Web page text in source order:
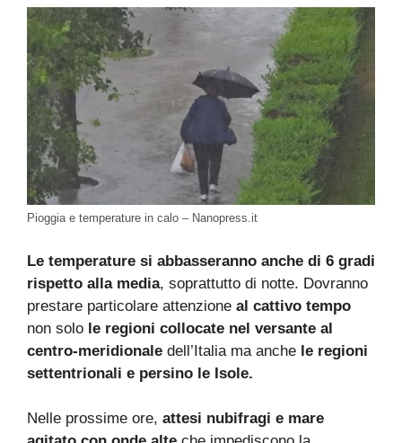
Pioggia e temperature in calo – Nanopress.it
Le temperature si abbasseranno anche di 6 gradi
rispetto alla media, soprattutto di notte. Dovranno
prestare particolare attenzione al cattivo tempo
non solo le regioni collocate nel versante al
centro-meridionale dell’Italia ma anche le regioni
settentrionali e persino le Isole.
Nelle prossime ore, attesi nubifragi e mare